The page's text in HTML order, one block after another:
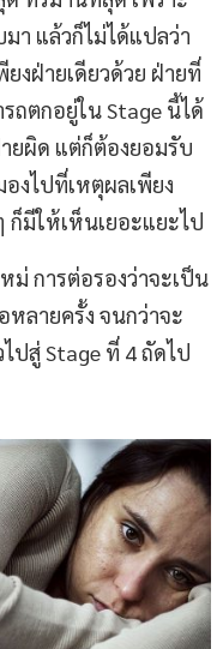
า แล้วก็ไม่ได้แปลว่า
งฝ่ายเดียวด้วย ฝ่ายที่
ถตกอยู่ใน Stage นี้ได้
ยผิด แต่ก็ต้องยอมรับ
งไปที่เหตุผลเพียง
ก็มีให้เห็นเยอะแยะไป
การต่อรองว่าจะเป็น
ลายครั้ง จนกว่าจะ
ปสู่ Stage ที่ 4 ถัดไป